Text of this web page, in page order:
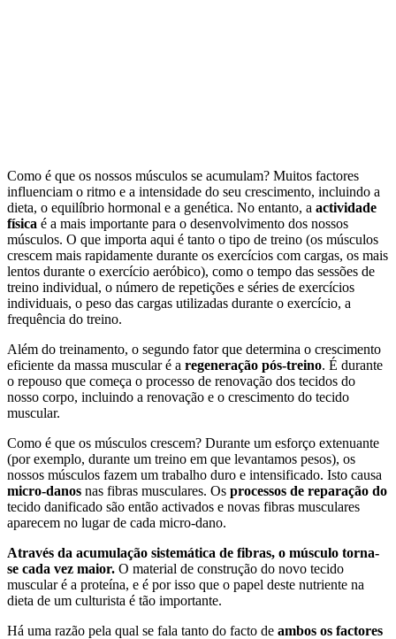
Como é que os nossos músculos se acumulam? Muitos factores
influenciam o ritmo e a intensidade do seu crescimento, incluindo a
dieta, o equilíbrio hormonal e a genética. No entanto, a actividade
física é a mais importante para o desenvolvimento dos nossos
músculos. O que importa aqui é tanto o tipo de treino (os músculos
crescem mais rapidamente durante os exercícios com cargas, os mais
lentos durante o exercício aeróbico), como o tempo das sessões de
treino individual, o número de repetições e séries de exercícios
individuais, o peso das cargas utilizadas durante o exercício, a
frequência do treino.
Além do treinamento, o segundo fator que determina o crescimento
eficiente da massa muscular é a regeneração pós-treino. É durante
o repouso que começa o processo de renovação dos tecidos do
nosso corpo, incluindo a renovação e o crescimento do tecido
muscular.
Como é que os músculos crescem? Durante um esforço extenuante
(por exemplo, durante um treino em que levantamos pesos), os
nossos músculos fazem um trabalho duro e intensificado. Isto causa
micro-danos nas fibras musculares. Os processos de reparação do
tecido danificado são então activados e novas fibras musculares
aparecem no lugar de cada micro-dano.
Através da acumulação sistemática de fibras, o músculo torna-
se cada vez maior. O material de construção do novo tecido
muscular é a proteína, e é por isso que o papel deste nutriente na
dieta de um culturista é tão importante.
Há uma razão pela qual se fala tanto do facto de ambos os factores